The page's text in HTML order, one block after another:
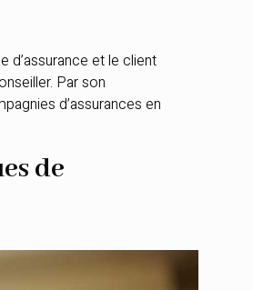
d’assurance et le client
Par son
d’assurances en
de